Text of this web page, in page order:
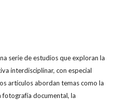
serie de estudios que exploran la
interdisciplinar, con especial
artículos abordan temas como la
documental, la